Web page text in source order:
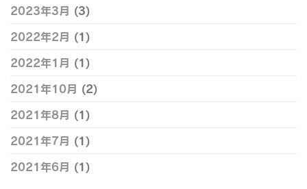
2023年3月 (3)
2022年2月 (1)
2022年1月 (1)
2021年10月 (2)
2021年8月 (1)
2021年7月 (1)
2021年6月 (1)